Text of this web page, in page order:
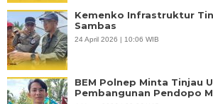
Kemenko Infrastruktur
Sambas
24 April 2026 | 10:06 WIB
BEM Polnep Minta Tinjau
Pembangunan Pendopo